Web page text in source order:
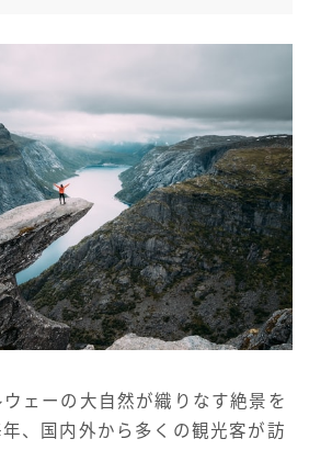
ウェーの大自然が織りなす絶景を
、国内外から多くの観光客が訪